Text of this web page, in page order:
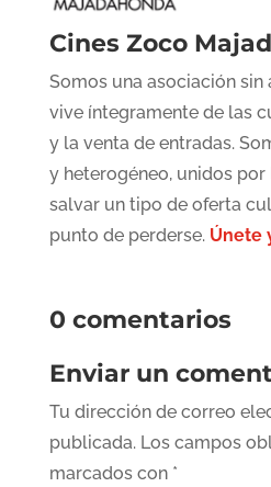
Cines Zoco
Somos una asociación
vive íntegramente de las
y la venta de entradas.
y heterogéneo, unidos
salvar un tipo de oferta
punto de perderse. Únete
0 comentarios
Enviar un
Tu dirección de correo
publicada. Los campos
marcados con *